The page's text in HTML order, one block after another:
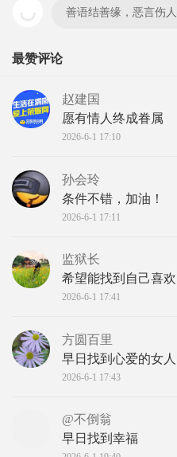
善语结善缘，恶言伤
最赞评论
赵建国
愿有情人终成眷属
2026-6-1 17:10
孙会玲
条件不错，加油！
2026-6-1 17:11
监狱长
希望能找到自己喜欢
2026-6-1 17:41
方圆百里
早日找到心爱的女人
2026-6-1 17:43
@不倒翁
早日找到幸福